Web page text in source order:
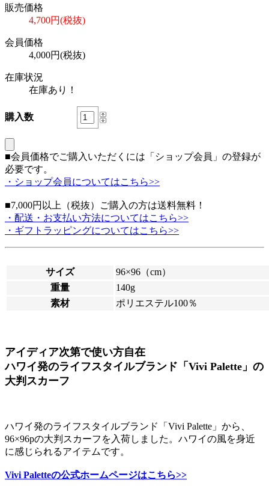
販売価格
4,700円(税抜)
会員価格
4,000円(税抜)
在庫状況
在庫あり！
購入数
■会員価格でご購入いただくには「ショップ会員」の登録が
必要です。
・ショップ会員についてはこちら>>
■7,000円以上（税抜）ご購入の方は送料無料！
・配送・お支払い方法についてはこちら>>
・ギフトラッピングについてはこちら>>
サイズ
96×96（cm）
重量
140g
素材
ポリエステル100％
アイディア次第で使い方自在
ハワイ発のライフスタイルブランド「Vivi Palette」の
大判スカーフ
ハワイ発のライフスタイルブランド「Vivi Palette」から、
96×96pの大判スカーフを入荷しました。ハワイの風を身近
に感じられるアイテムです。
Vivi Paletteの公式ホームページはこちら>>